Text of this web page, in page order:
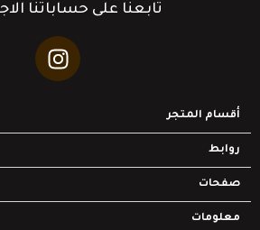
تابعنا على حساباتنا
أقسام المتجر
روابط
صفحات
معلومات